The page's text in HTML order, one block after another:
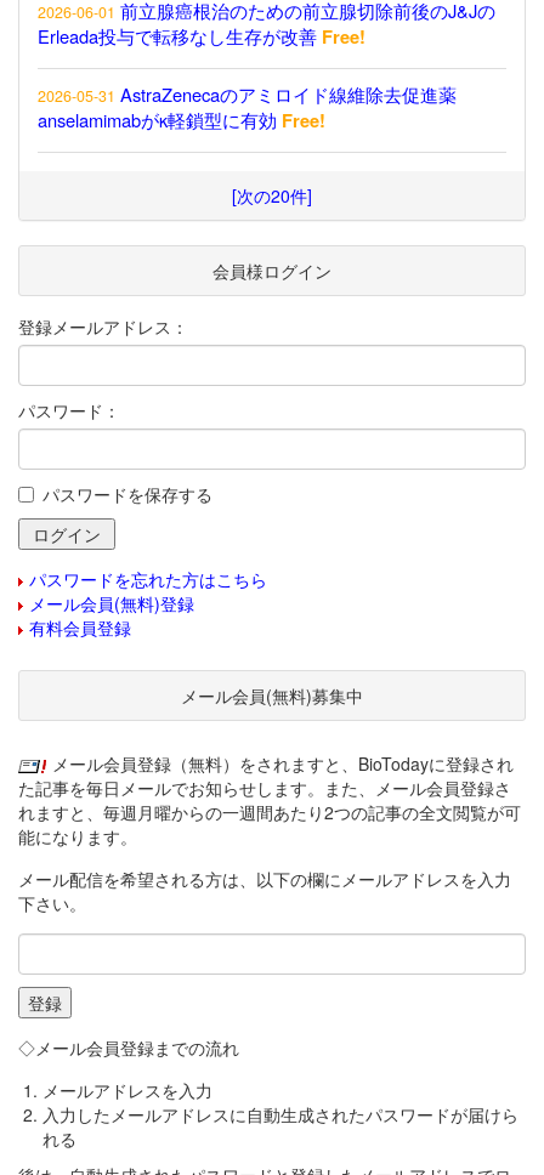
2026-06-01 前立腺癌根治のための前立腺切除前後のJ&Jの
Erleada投与で転移なし生存が改善 Free!
2026-05-31 AstraZenecaのアミロイド線維除去促進薬
anselamimabがκ軽鎖型に有効 Free!
[次の20件]
会員様ログイン
登録メールアドレス：
パスワード：
パスワードを保存する
パスワードを忘れた方はこちら
メール会員(無料)登録
有料会員登録
メール会員(無料)募集中
メール会員登録（無料）をされますと、BioTodayに登録され
た記事を毎日メールでお知らせします。また、メール会員登録さ
れますと、毎週月曜からの一週間あたり2つの記事の全文閲覧が可
能になります。
メール配信を希望される方は、以下の欄にメールアドレスを入力
下さい。
◇メール会員登録までの流れ
メールアドレスを入力
入力したメールアドレスに自動生成されたパスワードが届けら
れる